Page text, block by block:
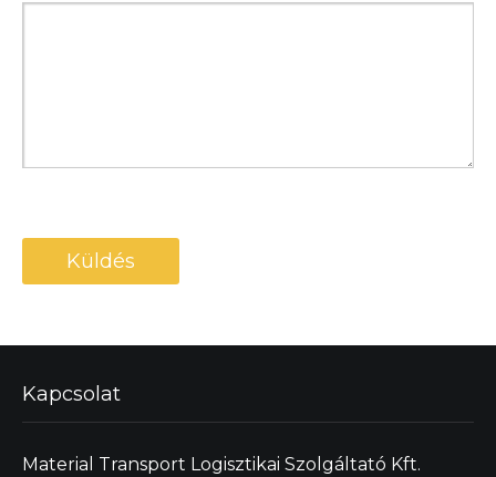
Kapcsolat
Material Transport Logisztikai Szolgáltató Kft.